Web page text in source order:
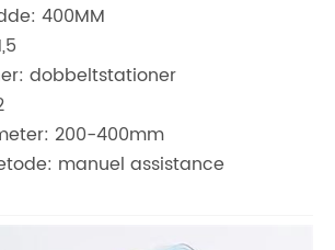
400MM
dobbeltstationer
200-400mm
manuel assistance